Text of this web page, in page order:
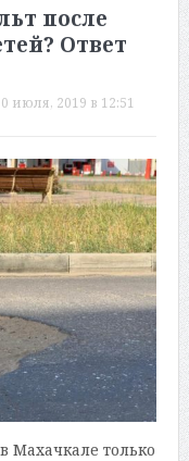
после
Ответ
июля, 2019 в 12:51
Махачкале только